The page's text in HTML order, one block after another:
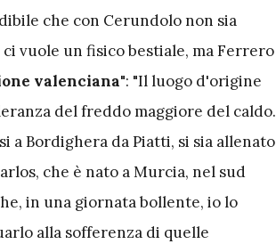
che con Cerundolo non sia
vuole un fisico bestiale, ma Ferrero
valenciana": "Il luogo d'origine
del freddo maggiore del caldo.
a Bordighera da Piatti, si sia allenato
che è nato a Murcia, nel sud
in una giornata bollente, io lo
alla sofferenza di quelle